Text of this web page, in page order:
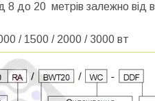
до 20 метрів залежно від
/ 1500 / 2000 / 3000 вт